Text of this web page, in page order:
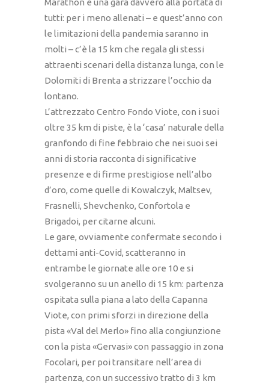
Marathon è una gara davvero alla portata di
tutti: per i meno allenati – e quest’anno con
le limitazioni della pandemia saranno in
molti – c’è la 15 km che regala gli stessi
attraenti scenari della distanza lunga, con le
Dolomiti di Brenta a strizzare l’occhio da
lontano.
L’attrezzato Centro Fondo Viote, con i suoi
oltre 35 km di piste, è la ‘casa’ naturale della
granfondo di fine febbraio che nei suoi sei
anni di storia racconta di significative
presenze e di firme prestigiose nell’albo
d’oro, come quelle di Kowalczyk, Maltsev,
Frasnelli, Shevchenko, Confortola e
Brigadoi, per citarne alcuni.
Le gare, ovviamente confermate secondo i
dettami anti-Covid, scatteranno in
entrambe le giornate alle ore 10 e si
svolgeranno su un anello di 15 km: partenza
ospitata sulla piana a lato della Capanna
Viote, con primi sforzi in direzione della
pista «Val del Merlo» fino alla congiunzione
con la pista «Gervasi» con passaggio in zona
Focolari, per poi transitare nell’area di
partenza, con un successivo tratto di 3 km